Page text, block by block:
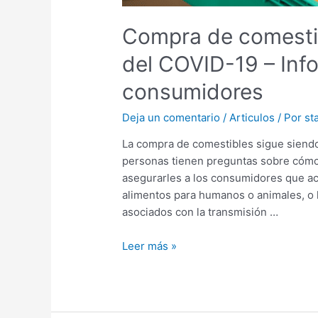
Compra de
del COVID-19 –
consumidores
Deja un comentario / Articulos / Por
La compra de comestibles sigue
personas tienen preguntas sobre
asegurarles a los consumidores que
alimentos para humanos o animales,
asociados con la transmisión …
Leer más »